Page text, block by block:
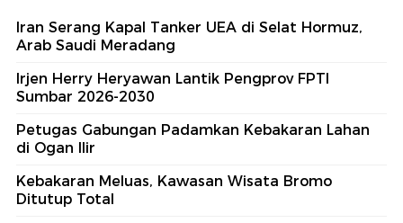
Iran Serang Kapal Tanker UEA di Selat Hormuz,
Arab Saudi Meradang
Irjen Herry Heryawan Lantik Pengprov FPTI
Sumbar 2026-2030
Petugas Gabungan Padamkan Kebakaran Lahan
di Ogan Ilir
Kebakaran Meluas, Kawasan Wisata Bromo
Ditutup Total